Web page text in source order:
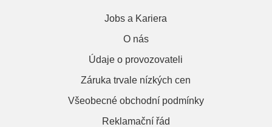
Jobs a Kariera
O nás
Údaje o provozovateli
Záruka trvale nízkých cen
Všeobecné obchodní podmínky
Reklamační řád